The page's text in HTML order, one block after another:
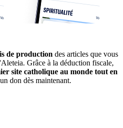
de production des articles que vous
Grâce à la déduction fiscale,
site catholique au monde tout en
don dès maintenant.